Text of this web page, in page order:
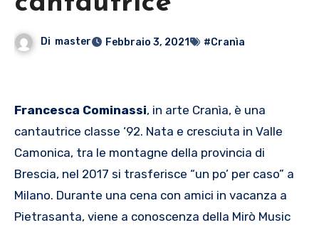
Di master Febbraio 3, 2021 #Cranìa
Francesca Cominassi, in arte Cranìa, è una
cantautrice classe ‘92. Nata e cresciuta in Valle
Camonica, tra le montagne della provincia di
Brescia, nel 2017 si trasferisce “un po’ per caso” a
Milano. Durante una cena con amici in vacanza a
Pietrasanta, viene a conoscenza della Mirò Music